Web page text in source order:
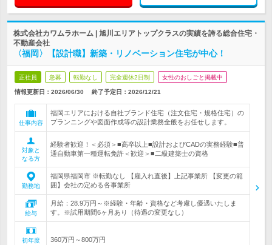
株式会社カワムラホーム | 旭川エリアトップクラスの実績を誇る総合住宅・
不動産会社
〈福岡〉【設計職】新築・リノベーション住宅が中心！
正社員 急募 転勤なし 完全週休2日制 女性のおしごと掲載中
情報更新日：2026/06/30 終了予定日： 2026/12/21
仕事内容
福岡エリアにおける自社ブランド住宅（注文住宅・規格住宅）の
プランニングや図面作成等の設計業務全般をお任せします。
対象と
なる方
経験者歓迎！＜必須＞■高卒以上■設計およびCADの実務経験■普
通自動車第一種運転免許＜歓迎＞■二級建築士の資格
勤務地
福岡県福岡市 ※転勤なし 【雇入れ直後】上記事業所 【変更の範
囲】会社の定める各事業所
給与
月給：28.9万円～※経験・年齢・資格など考慮し優遇いたしま
す。※試用期間6ヶ月あり（待遇の変更なし）
初年度
360万円～800万円